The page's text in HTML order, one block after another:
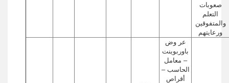
صعوبات
التعلم
والمتفوقين
ورعايتهم
عر وض
باوربوينت
– معامل
الحاسب –
أقراص